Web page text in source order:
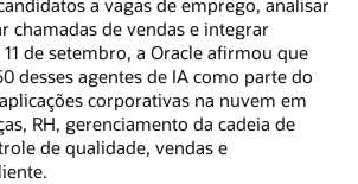
chamadas de vendas e integrar
de setembro, a Oracle afirmou que
desses agentes de IA como parte do
corporativas na nuvem em
RH, gerenciamento da cadeia de
de qualidade, vendas e